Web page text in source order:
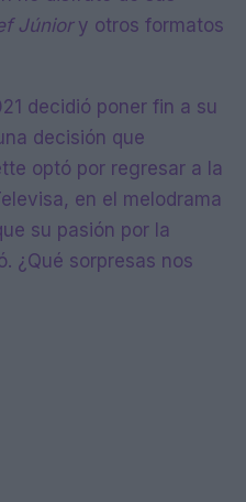
Júniory otros formatos
decidió poner fin a su
decisión que
optó por regresar a la
en el melodrama
su pasión por la
¿Qué sorpresas nos